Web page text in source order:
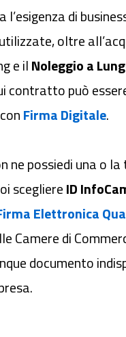
l’esigenza di
oltre
e ilNoleggio a
contratto può
Firma Digitale.
ne possiedi una o la
scegliereID
Elettronica
Camere di
documento